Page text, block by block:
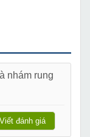
nhám rung
Viết đánh giá